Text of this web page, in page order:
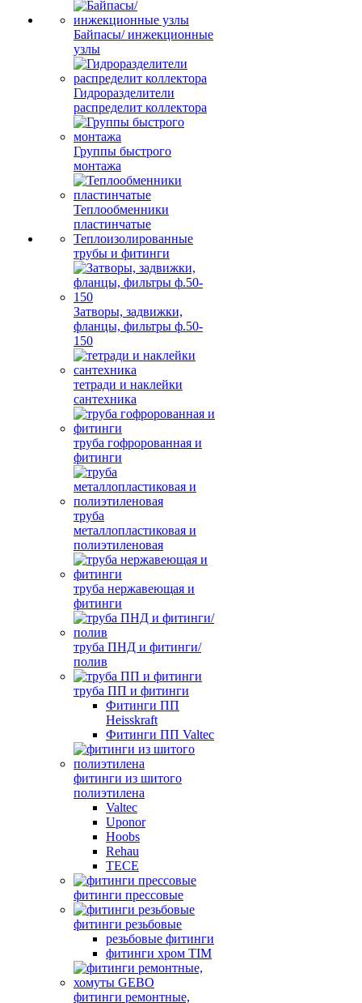
Байпасы/ инжекционные
узлы
Гидроразделители
распределит коллектора
Группы быстрого
монтажа
Теплообменники
пластинчатые
Теплоизолированные
трубы и фитинги
Затворы, задвижки,
фланцы, фильтры ф.50-
150
тетради и наклейки
сантехника
труба гофророванная и
фитинги
труба
металлопластиковая и
полиэтиленовая
труба нержавеющая и
фитинги
труба ПНД и фитинги/
полив
труба ПП и фитинги
Фитинги ПП
Heisskraft
Фитинги ПП Valtec
фитинги из шитого
полиэтилена
Valtec
Uponor
Hoobs
Rehau
TECE
фитинги прессовые
фитинги резьбовые
резьбовые фитинги
фитинги хром TIM
фитинги ремонтные,